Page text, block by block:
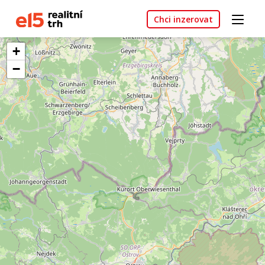
Chci inzerovat
+
−